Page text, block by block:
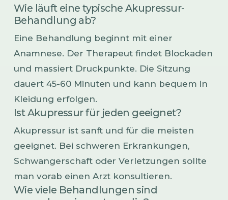
Wie läuft eine typische Akupressur-
Behandlung ab?
Eine Behandlung beginnt mit einer
Anamnese. Der Therapeut findet Blockaden
und massiert Druckpunkte. Die Sitzung
dauert 45-60 Minuten und kann bequem in
Kleidung erfolgen.
Ist Akupressur für jeden geeignet?
Akupressur ist sanft und für die meisten
geeignet. Bei schweren Erkrankungen,
Schwangerschaft oder Verletzungen sollte
man vorab einen Arzt konsultieren.
Wie viele Behandlungen sind